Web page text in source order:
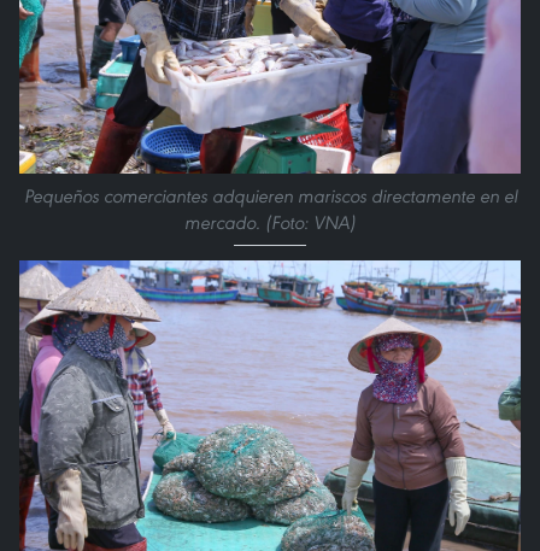
Pequeños comerciantes adquieren mariscos directamente en el
mercado. (Foto: VNA)